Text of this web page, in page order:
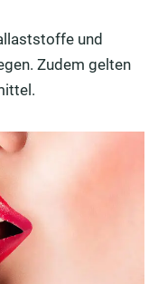
und
Zudem gelten